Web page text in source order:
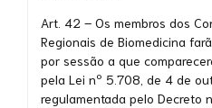
Art. 42 – Os membros dos
Regionais de Biomedicina
por sessão a que
pela Lei nº 5.708, de 4 de
regulamentada pelo Decreto